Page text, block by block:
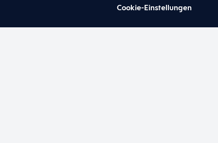
Cookie-Einstellungen